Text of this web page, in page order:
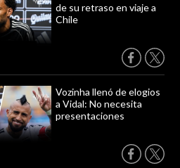
de su retraso en viaje a
Chile
Vozinha llenó de elogios
a Vidal: No necesita
presentaciones